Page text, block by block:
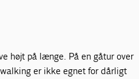
højt på længe. På en gåtur over
er ikke egnet for dårligt